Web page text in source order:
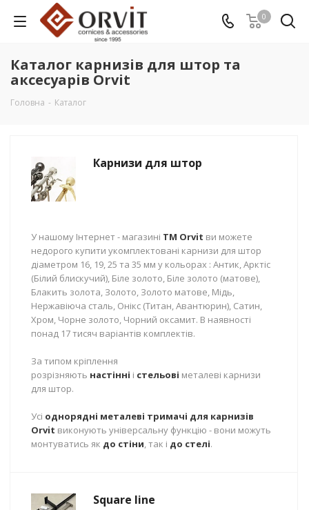
0
Каталог карнизів для штор та
аксесуарів Orvit
Головна - Каталог
Карнизи для штор
У нашому Інтернет - магазині TM Orvit ви можете
недорого купити укомплектовані карнизи для штор
діаметром 16, 19, 25 та 35 мм у кольорах : Антик, Арктіс
(Білий блискучий), Біле золото, Біле золото (матове),
Блакить золота, Золото, Золото матове, Мідь,
Нержавіюча сталь, Онікс (Титан, Авантюрин), Сатин,
Хром, Чорне золото, Чорний оксамит. В наявності
понад 17 тисяч варіантів комплектів.
За типом кріплення
розрізняють настінні і стельові металеві карнизи
для штор.
Усі однорядні металеві тримачі для карнизів
Orvit виконують універсальну функцію - вони можуть
монтуватись як до стіни, так і до стелі.
Square line